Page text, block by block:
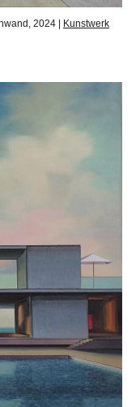
2024 |
Kunstwerk